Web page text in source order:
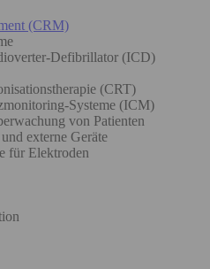
(CRM)
Defibrillator (ICD)
(CRT)
Systeme (ICM)
von Patienten
externe Geräte
für Elektroden